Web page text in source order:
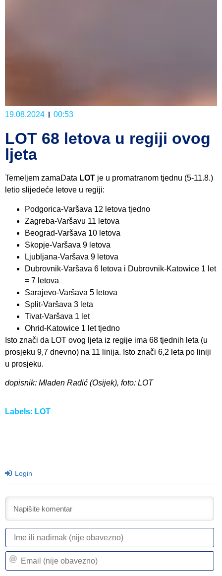
19.08.2024 00:53
LOT 68 letova u regiji ovog
ljeta
Temeljem zamaData LOT je u promatranom tjednu (5-11.8.)
letio slijedeće letove u regiji:
Podgorica-Varšava 12 letova tjedno
Zagreba-Varšavu 11 letova
Beograd-Varšava 10 letova
Skopje-Varšava 9 letova
Ljubljana-Varšava 9 letova
Dubrovnik-Varšava 6 letova i Dubrovnik-Katowice 1 let
= 7 letova
Sarajevo-Varšava 5 letova
Split-Varšava 3 leta
Tivat-Varšava 1 let
Ohrid-Katowice 1 let tjedno
Isto znači da LOT ovog ljeta iz regije ima 68 tjednih leta (u
prosjeku 9,7 dnevno) na 11 linija. Isto znači 6,2 leta po liniji
u prosjeku.
dopisnik: Mladen Radić (Osijek), foto: LOT
Labels: LOT
Login